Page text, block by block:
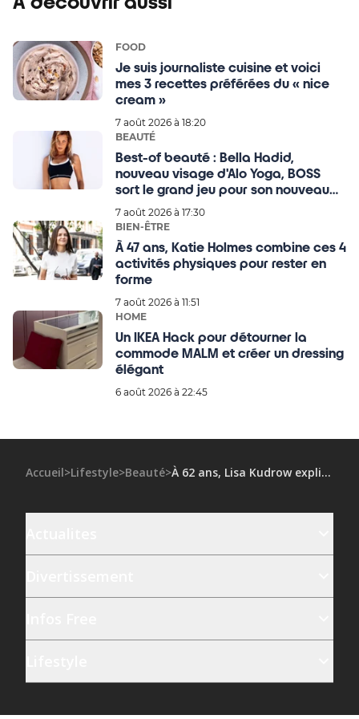
FOOD
Je suis journaliste cuisine et voici
mes 3 recettes préférées du « nice
cream »
7 août 2026 à 18:20
BEAUTÉ
Best-of beauté : Bella Hadid,
nouveau visage d'Alo Yoga, BOSS
sort le grand jeu pour son nouveau
parfum
7 août 2026 à 17:30
BIEN-ÊTRE
À 47 ans, Katie Holmes combine ces 4
activités physiques pour rester en
forme
7 août 2026 à 11:51
HOME
Un IKEA Hack pour détourner la
commode MALM et créer un dressing
élégant
6 août 2026 à 22:45
Accueil>Lifestyle>Beauté> À 62 ans, Lisa Kudrow explique pourquoi elle a décidé d’abandonner le Botox après l’avoir testé